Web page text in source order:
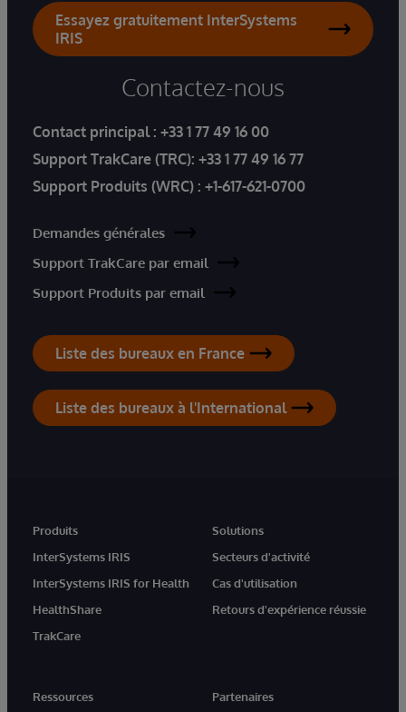
Essayez gratuitement InterSystems
IRIS
Contactez-nous
Contact principal : +33 1 77 49 16 00
Support TrakCare (TRC): +33 1 77 49 16 77
Support Produits (WRC) : +1-617-621-0700
Demandes générales
Support TrakCare par email
Support Produits par email
Liste des bureaux en France
Liste des bureaux à l'International
Produits
InterSystems IRIS
InterSystems IRIS for Health
HealthShare
TrakCare
Solutions
Secteurs d'activité
Cas d'utilisation
Retours d'expérience réussie
Ressources
Partenaires